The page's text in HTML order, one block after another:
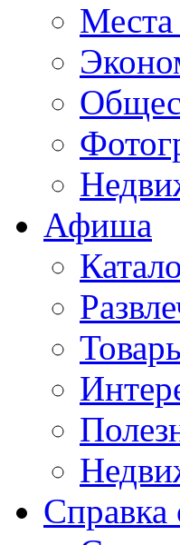
Места
Афиша
Справка